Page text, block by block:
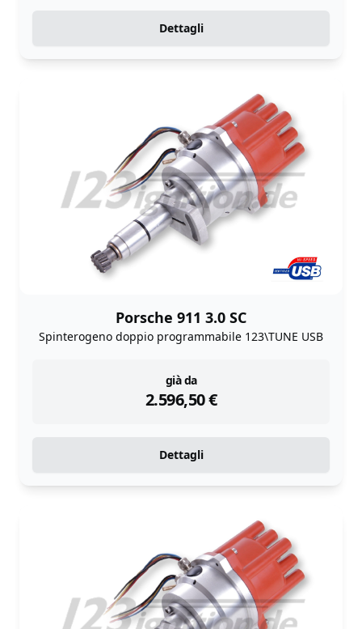
Dettagli
Porsche 911 3.0 SC
Spinterogeno doppio programmabile 123\TUNE USB
già da
2.596,50€
instock
Dettagli